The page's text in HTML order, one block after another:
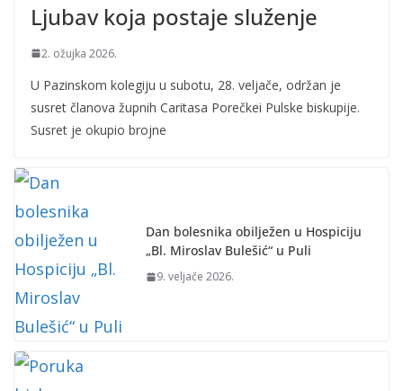
Ljubav koja postaje služenje
2. ožujka 2026.
U Pazinskom kolegiju u subotu, 28. veljače, održan je
susret članova župnih Caritasa Porečkei Pulske biskupije.
Susret je okupio brojne
Dan bolesnika obilježen u Hospiciju
„Bl. Miroslav Bulešić“ u Puli
9. veljače 2026.